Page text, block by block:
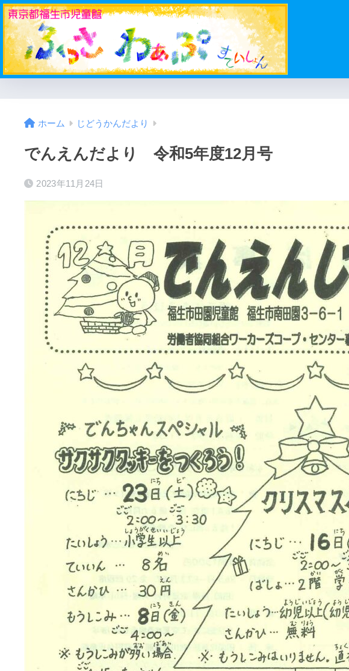
ホーム じどうかんだより
でんえんだより 令和5年度12月号
2023年11月24日